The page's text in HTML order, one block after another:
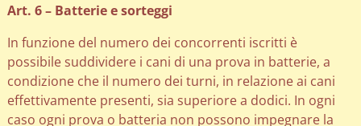
Art. 6 – Batterie e sorteggi
In funzione del numero dei concorrenti iscritti è
possibile suddividere i cani di una prova in batterie, a
condizione che il numero dei turni, in relazione ai cani
effettivamente presenti, sia superiore a dodici. In ogni
caso ogni prova o batteria non possono impegnare la